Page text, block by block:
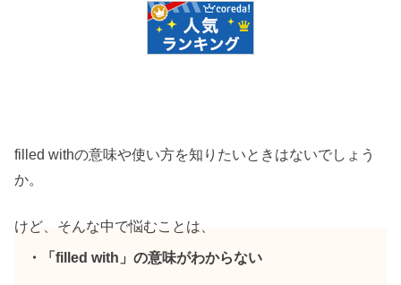
filled withの意味や使い方を知りたいときはないでしょう
か。
けど、そんな中で悩むことは、
・「filled with」の意味がわからない